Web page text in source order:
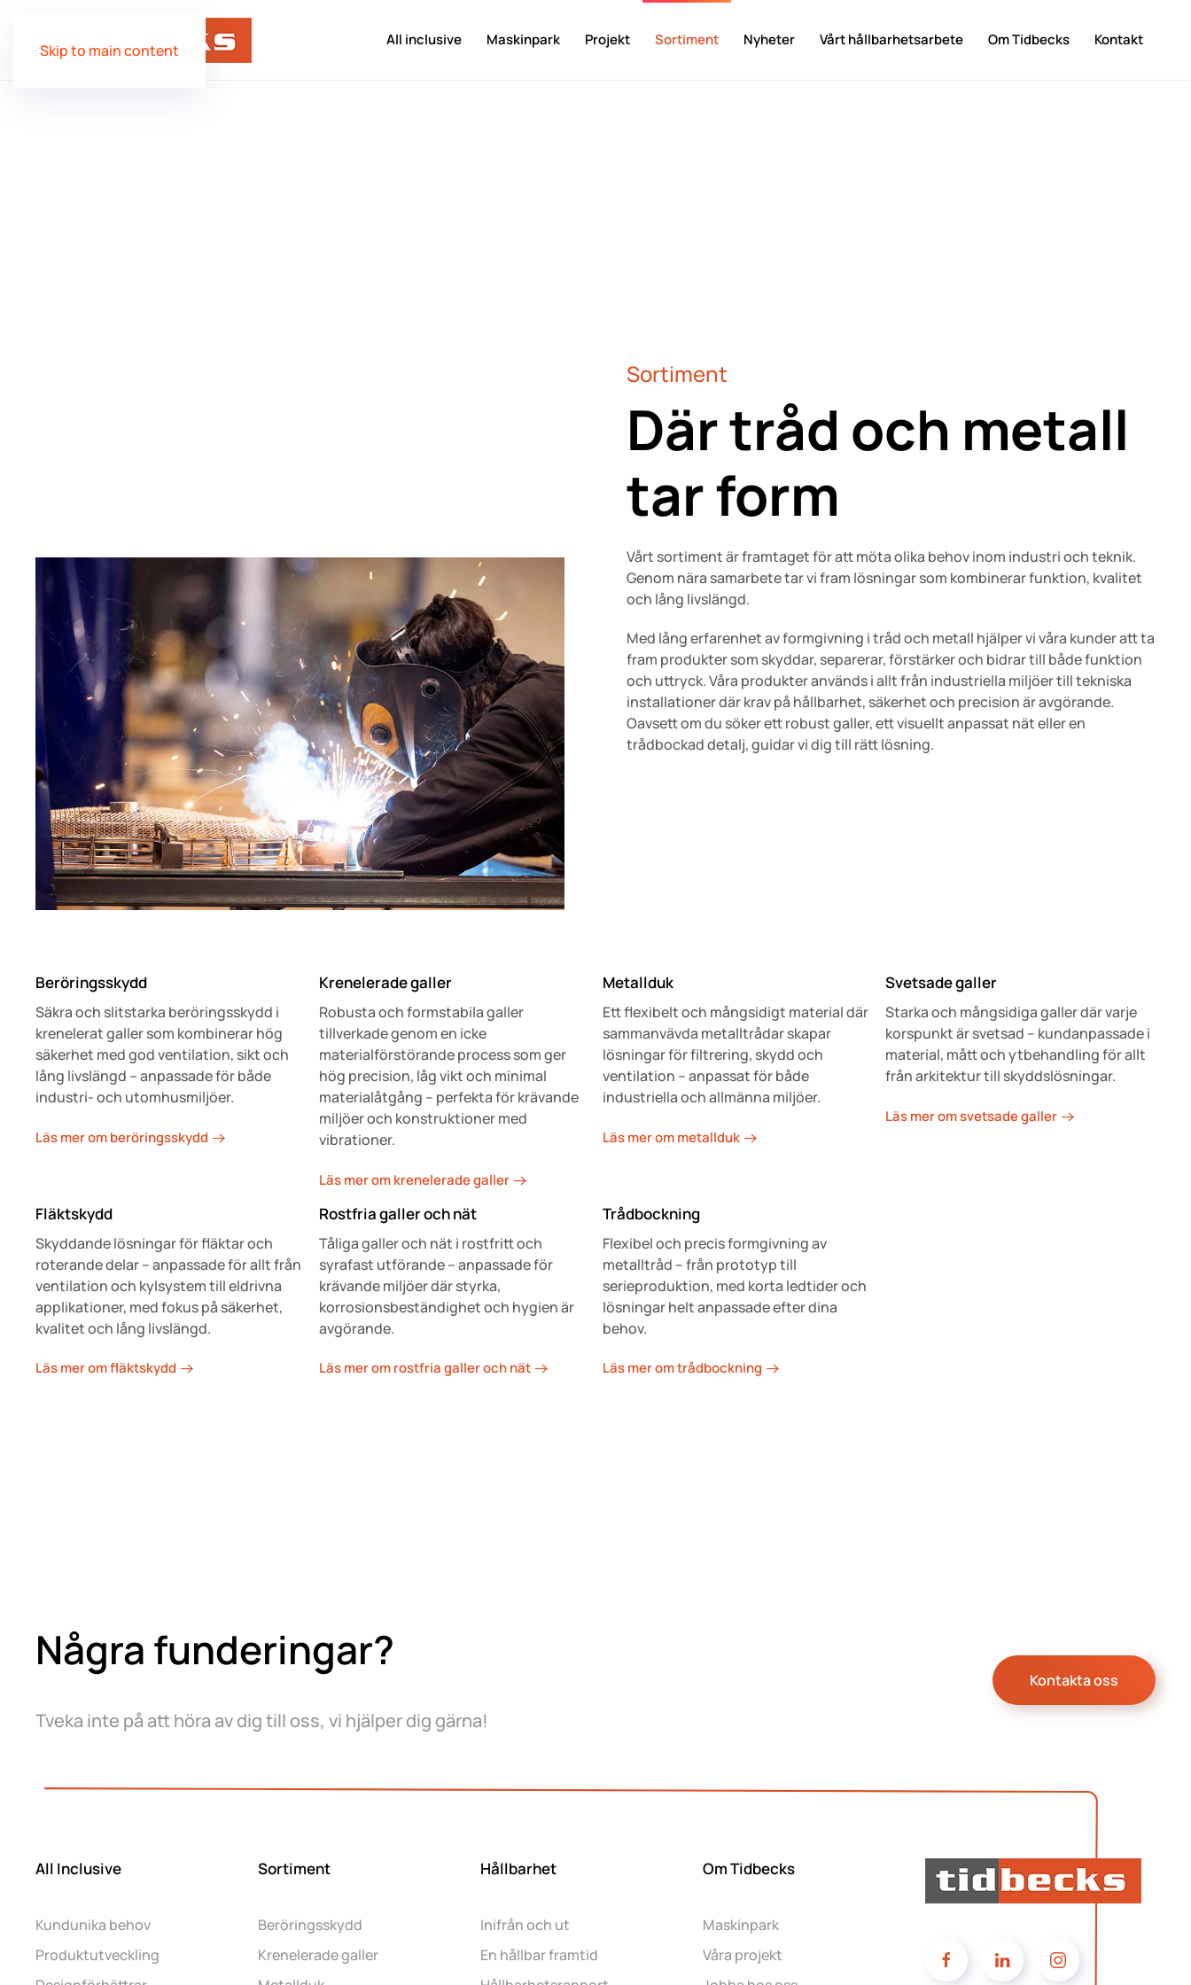
Skip to main content
All inclusive Maskinpark Projekt Sortiment Nyheter Vårt hållbarhetsarbete Om Tidbecks Kontakt
Sortiment
Där tråd och metall
tar form
Vårt sortiment är framtaget för att möta olika behov inom industri och teknik.
Genom nära samarbete tar vi fram lösningar som kombinerar funktion, kvalitet
och lång livslängd.
Med lång erfarenhet av formgivning i tråd och metall hjälper vi våra kunder att ta
fram produkter som skyddar, separerar, förstärker och bidrar till både funktion
och uttryck. Våra produkter används i allt från industriella miljöer till tekniska
installationer där krav på hållbarhet, säkerhet och precision är avgörande.
Oavsett om du söker ett robust galler, ett visuellt anpassat nät eller en
trådbockad detalj, guidar vi dig till rätt lösning.
Beröringsskydd
Säkra och slitstarka beröringsskydd i
krenelerat galler som kombinerar hög
säkerhet med god ventilation, sikt och
lång livslängd – anpassade för både
industri- och utomhusmiljöer.
Läs mer om beröringsskydd
Krenelerade galler
Robusta och formstabila galler
tillverkade genom en icke
materialförstörande process som ger
hög precision, låg vikt och minimal
materialåtgång – perfekta för krävande
miljöer och konstruktioner med
vibrationer.
Läs mer om krenelerade galler
Metallduk
Ett flexibelt och mångsidigt material där
sammanvävda metalltrådar skapar
lösningar för filtrering, skydd och
ventilation – anpassat för både
industriella och allmänna miljöer.
Läs mer om metallduk
Svetsade galler
Starka och mångsidiga galler där varje
korspunkt är svetsad – kundanpassade i
material, mått och ytbehandling för allt
från arkitektur till skyddslösningar.
Läs mer om svetsade galler
Fläktskydd
Skyddande lösningar för fläktar och
roterande delar – anpassade för allt från
ventilation och kylsystem till eldrivna
applikationer, med fokus på säkerhet,
kvalitet och lång livslängd.
Läs mer om fläktskydd
Rostfria galler och nät
Tåliga galler och nät i rostfritt och
syrafast utförande – anpassade för
krävande miljöer där styrka,
korrosionsbeständighet och hygien är
avgörande.
Läs mer om rostfria galler och nät
Trådbockning
Flexibel och precis formgivning av
metalltråd – från prototyp till
serieproduktion, med korta ledtider och
lösningar helt anpassade efter dina
behov.
Läs mer om trådbockning
Några funderingar?
Tveka inte på att höra av dig till oss, vi hjälper dig gärna!
Kontakta oss
All Inclusive
Kundunika behov
Produktutveckling
Sortiment
Beröringsskydd
Krenelerade galler
Hållbarhet
Inifrån och ut
En hållbar framtid
Om Tidbecks
Maskinpark
Våra projekt